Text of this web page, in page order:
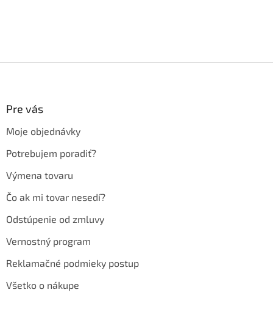
Pre vás
Moje objednávky
Potrebujem poradiť?
Výmena tovaru
Čo ak mi tovar nesedí?
Odstúpenie od zmluvy
Vernostný program
Reklamačné podmieky postup
Všetko o nákupe